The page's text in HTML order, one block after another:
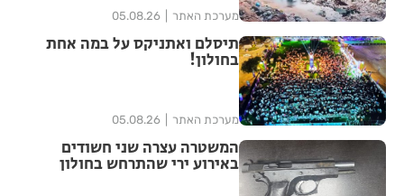
מערכת האתר 05.08.26
תיסלם ואתניקס על במה אחת
בחולון!
מערכת האתר 05.08.26
המשטרה עצרה שני חשודים
באירוע ירי שהתרחש בחולון